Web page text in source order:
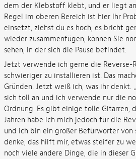
dem der Klebstoff klebt, und er liegt
Regel im oberen Bereich ist hier Ihr
einsetzt, ziehst du es hoch, es bricht
wieder zusammenfügen, können Sie
sehen, in der sich die Pause befindet.
Jetzt verwende ich gerne die Reverse-
schwieriger zu installieren ist. Das
Gründen. Jetzt weiß ich, was ihr denkt.
sich toll an und ich verwende nur die
Ordnung. Es gibt einige tolle Gitarren,
Jahren habe ich mich jedoch für die
und ich bin ein großer Befürworter von
denke, das hilft mir, etwas steifer zu
noch viele andere Dinge, die in dieser